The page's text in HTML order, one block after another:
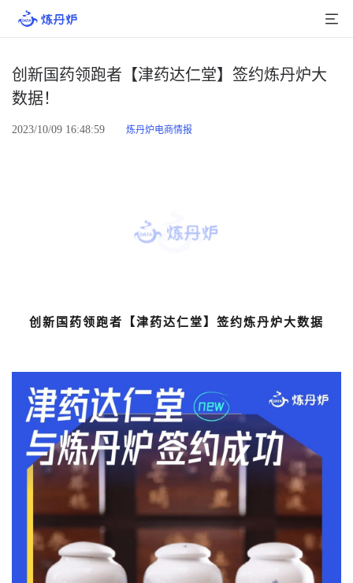
产品介绍
分析
概念洞察
数据中心
对比分析
消费者说
解决方案
金融市场解决方案
创新国药领跑者【津药达仁堂】签约炼丹炉大
数据！
2023/10/09 16:48:59 炼丹炉电商情报
创新国药领跑者【津药达仁堂】 签约炼丹炉大数据